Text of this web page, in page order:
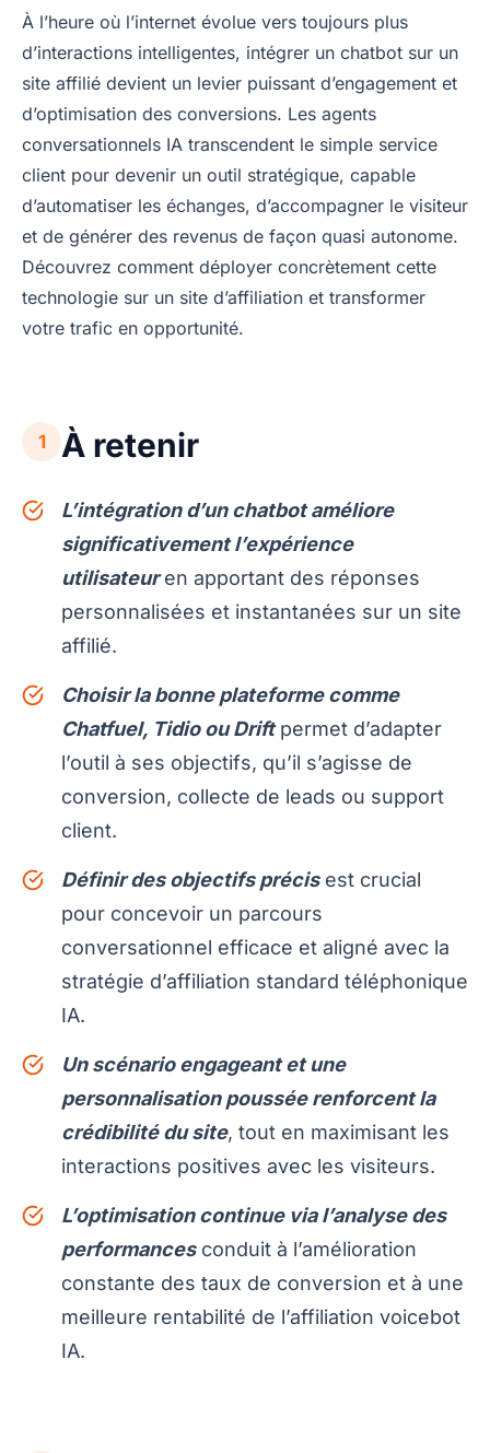
À l’heure où l’internet évolue vers toujours plus
d’interactions intelligentes, intégrer un chatbot sur un
site affilié devient un levier puissant d’engagement et
d’optimisation des conversions. Les agents
conversationnels IA transcendent le simple service
client pour devenir un outil stratégique, capable
d’automatiser les échanges, d’accompagner le visiteur
et de générer des revenus de façon quasi autonome.
Découvrez comment déployer concrètement cette
technologie sur un site d’affiliation et transformer
votre trafic en opportunité.
1 À retenir
L’intégration d’un chatbot améliore
significativement l’expérience
utilisateuren apportant des réponses
personnalisées et instantanées sur un site
affilié.
Choisir la bonne plateforme comme
Chatfuel, Tidio ou Driftpermet d’adapter
l’outil à ses objectifs, qu’il s’agisse de
conversion, collecte de leads ou support
client.
Définir des objectifs précisest crucial
pour concevoir un parcours
conversationnel efficace et aligné avec la
stratégie d’affiliation standard téléphonique
IA.
Un scénario engageant et une
personnalisation poussée renforcent la
crédibilité du site, tout en maximisant les
interactions positives avec les visiteurs.
L’optimisation continue via l’analyse des
performancesconduit à l’amélioration
constante des taux de conversion et à une
meilleure rentabilité de l’affiliation voicebot
IA.